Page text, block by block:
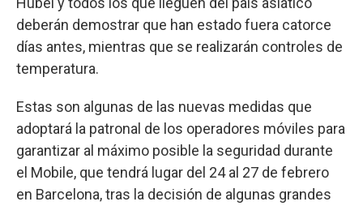
deberán demostrar que han estado fuera catorce
días antes, mientras que se realizarán controles de
temperatura.
Estas son algunas de las nuevas medidas que
adoptará la patronal de los operadores móviles para
garantizar al máximo posible la seguridad durante
el Mobile, que tendrá lugar del 24 al 27 de febrero
en Barcelona, tras la decisión de algunas grandes